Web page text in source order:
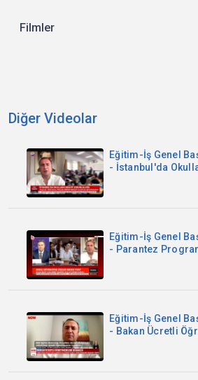
Filmler
Diğer Videolar
Eğitim-İş Genel
- İstanbul'da
Eğitim-İş Genel
- Parantez
Eğitim-İş Genel
- Bakan Ücretli